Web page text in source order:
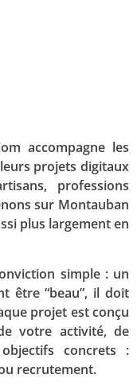
accompagne les
projets digitaux
professions
sur Montauban
plus largement en
simple : un
être “beau”, il doit
projet est conçu
votre activité, de
concrets :
recrutement.